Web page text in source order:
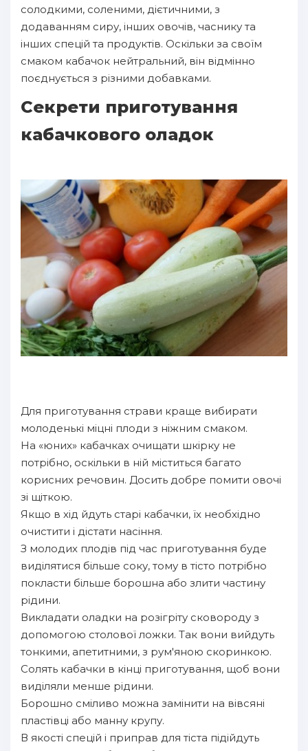
солодкими, соленими, дієтичними, з
додаванням сиру, інших овочів, часнику та
інших спецій та продуктів. Оскільки за своїм
смаком кабачок нейтральний, він відмінно
поєднується з різними добавками.
Секрети приготування
кабачкового оладок
Для приготування страви краще вибирати
молоденькі міцні плоди з ніжним смаком.
На «юних» кабачках очищати шкірку не
потрібно, оскільки в ній міститься багато
корисних речовин. Досить добре помити овочі
зі щіткою.
Якщо в хід йдуть старі кабачки, їх необхідно
очистити і дістати насіння.
З молодих плодів під час приготування буде
виділятися більше соку, тому в тісто потрібно
покласти більше борошна або злити частину
рідини.
Викладати оладки на розігріту сковороду з
допомогою столової ложки. Так вони вийдуть
тонкими, апетитними, з рум'яною скоринкою.
Солять кабачки в кінці приготування, щоб вони
виділяли менше рідини.
Борошно сміливо можна замінити на вівсяні
пластівці або манну крупу.
В якості спецій і приправ для тіста підійдуть